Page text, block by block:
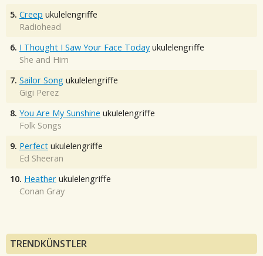
5. Creep ukulelengriffe
Radiohead
6. I Thought I Saw Your Face Today ukulelengriffe
She and Him
7. Sailor Song ukulelengriffe
Gigi Perez
8. You Are My Sunshine ukulelengriffe
Folk Songs
9. Perfect ukulelengriffe
Ed Sheeran
10. Heather ukulelengriffe
Conan Gray
TRENDKÜNSTLER